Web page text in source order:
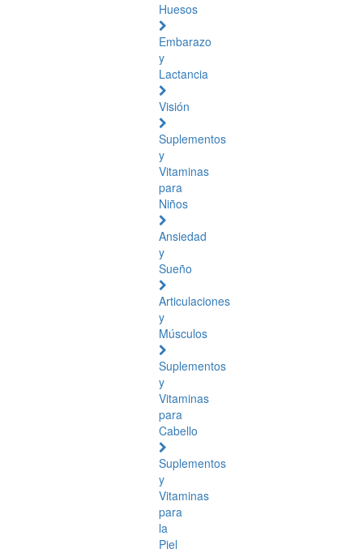
Huesos
Embarazo
y
Lactancia
Visión
Suplementos
y
Vitaminas
para
Niños
Ansiedad
y
Sueño
Articulaciones
y
Músculos
Suplementos
y
Vitaminas
para
Cabello
Suplementos
y
Vitaminas
para
la
Piel